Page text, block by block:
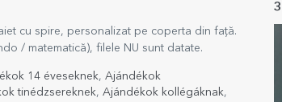
cu spire, personalizat pe coperta din față.
/ matematică), filele NU sunt datate.
14 éveseknek, Ajándékok
tinédzsereknek, Ajándékok kollégáknak,